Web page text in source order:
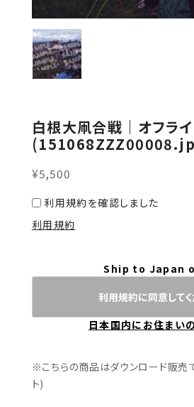
白根大凧合戦｜オフラ
¥5,500
利用規約を確認しました
利用規約
Ship to Japan
利用規約に同意して
日本国内にお住まい
※こちらの商品はダウンロード販売
ト)